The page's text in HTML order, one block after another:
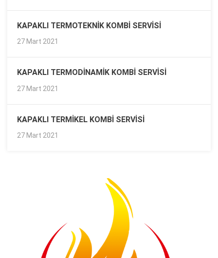
KAPAKLI TERMOTEKNIK KOMBI SERVISI
27 Mart 2021
KAPAKLI TERMODINAMIK KOMBI SERVISI
27 Mart 2021
KAPAKLI TERMIKEL KOMBI SERVISI
27 Mart 2021